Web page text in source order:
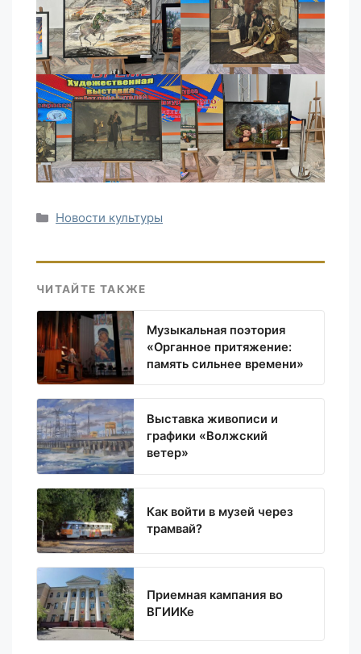
Рубрики
Новости культуры
ЧИТАЙТЕ ТАКЖЕ
Музыкальная поэтория
«Органное притяжение:
память сильнее времени»
Выставка живописи и
графики «Волжский
ветер»
Как войти в музей через
трамвай?
Приемная кампания во
ВГИИКе